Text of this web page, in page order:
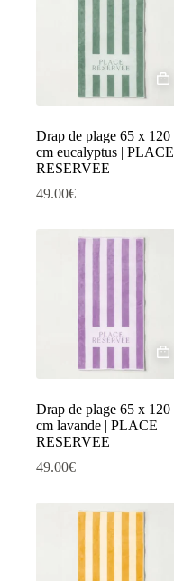
Drap de plage 65 x 120
cm eucalyptus | PLACE
RESERVEE
49.00€
Drap de plage 65 x 120
cm lavande | PLACE
RESERVEE
49.00€